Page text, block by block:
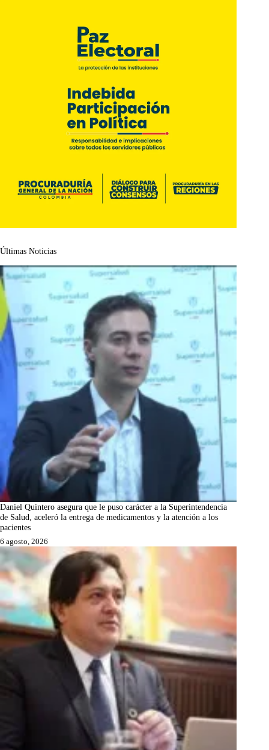
Últimas Noticias
Daniel Quintero asegura que le puso carácter a la Superintendencia
de Salud, aceleró la entrega de medicamentos y la atención a los
pacientes
6 agosto, 2026